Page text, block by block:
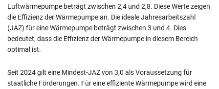
Luftwärmepumpe beträgt zwischen 2,4 und 2,8. Diese Werte zeigen
die Effizienz der Wärmepumpe an. Die ideale Jahresarbeitszahl
(JAZ) für eine Wärmepumpe beträgt zwischen 3 und 4. Dies
bedeutet, dass die Effizienz der Wärmepumpe in diesem Bereich
optimal ist.
Seit 2024 gilt eine Mindest-JAZ von 3,0 als Voraussetzung für
staatliche Förderungen. Für eine effiziente Wärmepumpe wird eine